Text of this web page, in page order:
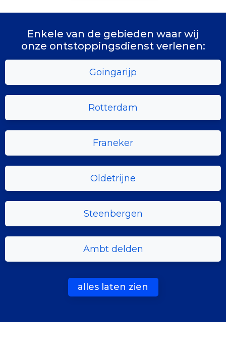
Enkele van de gebieden waar wij
onze ontstoppingsdienst verlenen:
Goingarijp
Rotterdam
Franeker
Oldetrijne
Steenbergen
Ambt delden
alles laten zien